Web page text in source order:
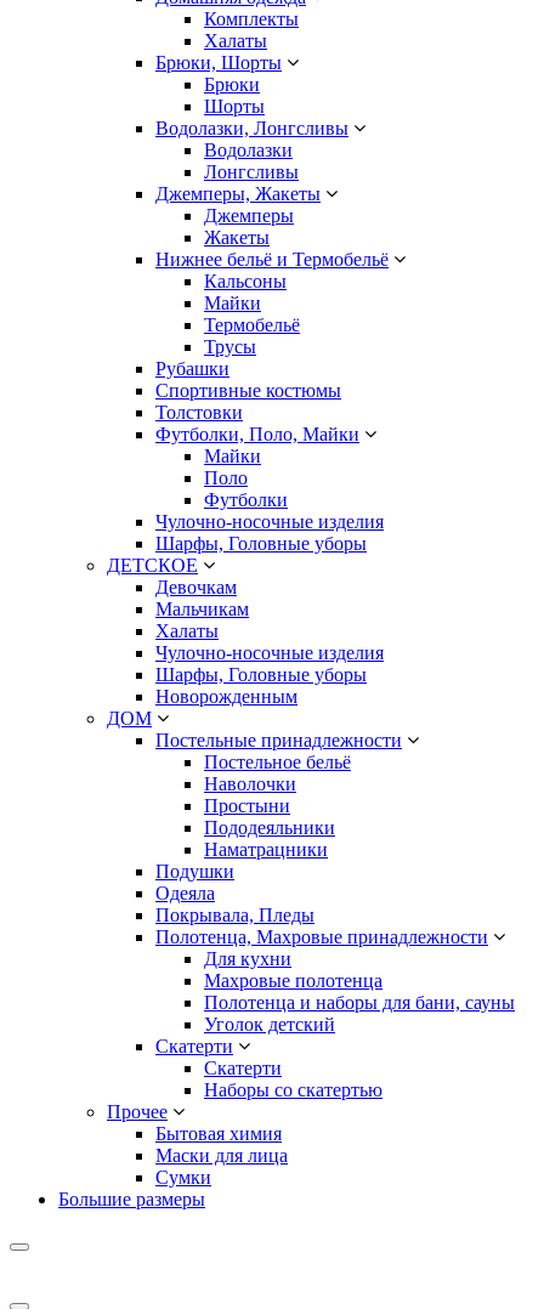
Комплекты
Халаты
Брюки, Шорты
Брюки
Шорты
Водолазки, Лонгсливы
Водолазки
Лонгсливы
Джемперы, Жакеты
Джемперы
Жакеты
Нижнее бельё и Термобельё
Кальсоны
Майки
Термобельё
Трусы
Рубашки
Спортивные костюмы
Толстовки
Футболки, Поло, Майки
Майки
Поло
Футболки
Чулочно-носочные изделия
Шарфы, Головные уборы
ДЕТСКОЕ
Девочкам
Мальчикам
Халаты
Чулочно-носочные изделия
Шарфы, Головные уборы
Новорожденным
ДОМ
Постельные принадлежности
Постельное бельё
Наволочки
Простыни
Пододеяльники
Наматрацники
Подушки
Одеяла
Покрывала, Пледы
Полотенца, Махровые принадлежности
Для кухни
Махровые полотенца
Полотенца и наборы для бани, сауны
Уголок детский
Скатерти
Скатерти
Наборы со скатертью
Прочее
Бытовая химия
Маски для лица
Сумки
Большие размеры